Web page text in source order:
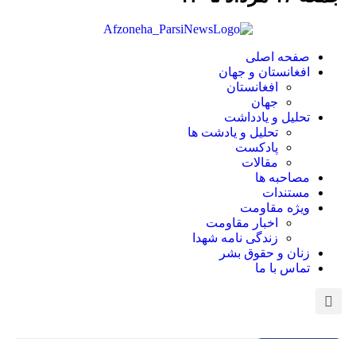
صفحه اصلی
افغانستان و جهان
افغانستان
جهان
تحلیل و یادداشت
تحلیل و یادشت ها
پادکست
مقالات
مصاحبه ها
مستندات
ویژه مقاومت
اخبار مقاومت
زندگی نامه شهدا
زنان و حقوق بشر
تماس با ما